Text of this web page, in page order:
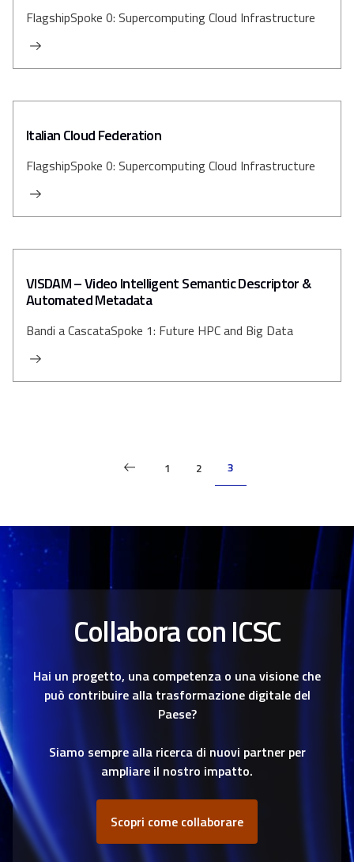
FlagshipSpoke 0: Supercomputing Cloud Infrastructure
Italian Cloud Federation
FlagshipSpoke 0: Supercomputing Cloud Infrastructure
VISDAM – Video Intelligent Semantic Descriptor &
Automated Metadata
Bandi a CascataSpoke 1: Future HPC and Big Data
g
n
i
o
n
e
d
1 2 3
Collabora con ICSC
Hai un progetto, una competenza o una visione che
può contribuire alla trasformazione digitale del
Paese?
Siamo sempre alla ricerca di nuovi partner per
ampliare il nostro impatto.
Scopri come collaborare